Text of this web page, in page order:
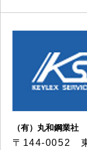
（有）丸和鋼業社
〒144-0052